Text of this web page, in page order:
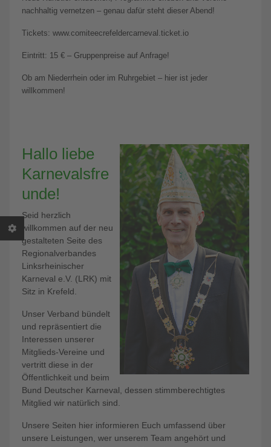
nachhaltig vernetzen – genau dafür steht dieser Abend!
Tickets: www.comiteecrefeldercarneval.ticket.io
Eintritt: 15 € – Gruppenpreise auf Anfrage!
Ob am Niederrhein oder im Ruhrgebiet – hier ist jeder
willkommen!
Hallo liebe
Karnevalsfre
unde!
Seid herzlich
willkommen auf der neu
gestalteten Seite des
Regionalverbandes
Linksrheinischer
Karneval e.V. (LRK) mit
Sitz in Krefeld.
Unser Verband bündelt
und repräsentiert die
Interessen unserer
Mitglieds-Vereine und
vertritt diese in der
Öffentlichkeit und beim
Bund Deutscher Karneval, dessen stimmberechtigtes
Mitglied wir natürlich sind.
Unsere Seiten hier informieren Euch umfassend über
unsere Leistungen, wer unserem Team angehört und